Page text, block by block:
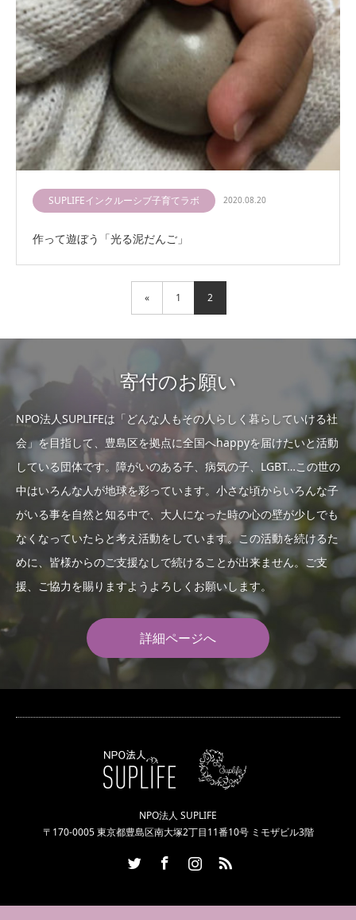
SUPLIFEインクルーシブ子育てラボ 2020.08.20
作って遊ぼう「光る泥だんご」
« 1 2
寄付のお願い
NPO法人SUPLIFEは「どんな人もその人らしく暮らしていける社
会」を目指して、豊島区を拠点に全国へhappyを届けたいと活動
している団体です。障がいのある子、病気の子、LGBT…この世の
中はいろんな人が地球を彩っています。小さな頃からいろんな子
がいる事を自然と知る中で、大人になった時の心の壁が少しでも
なくなっていたらと考え活動をしています。この活動を続けるた
めに、皆様からのご支援なしで続けることが出来ません。ご支
援、ご協力を賜りますようよろしくお願いします。
詳細ページへ
NPO法人 SUPLIFE
〒170-0005 東京都豊島区南大塚2丁目11番10号 ミモザビル3階